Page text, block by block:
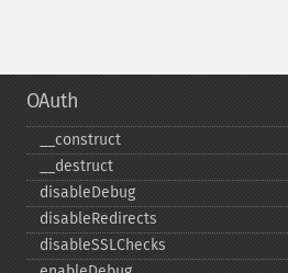
OAuth
_​_​construct
_​_​destruct
disableDebug
disableRedirects
disableSSLChecks